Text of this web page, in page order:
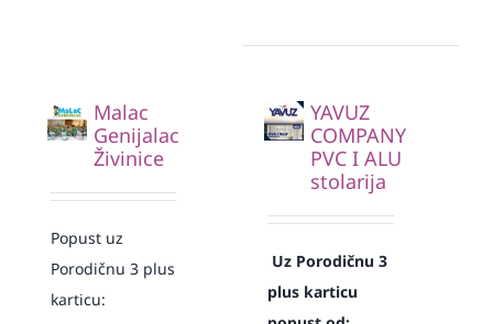
Malac
Genijalac
Živinice
Popust uz
Porodičnu 3 plus
karticu:
YAVUZ
COMPANY
PVC I ALU
stolarija
Uz Porodičnu 3
plus karticu